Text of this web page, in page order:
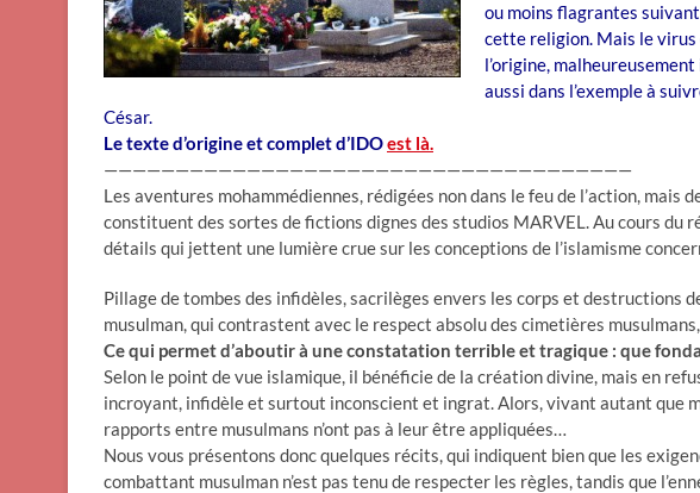
ou moins flagrantes
cette religion. Mais le virus
l’origine,
aussi dans l’exemple à
César.
Le texte d’origine et complet d’IDOest là.
—————————————————————————————————————
Les aventures mohammédiennes, rédigées non dans le feu de l’action, mais
constituent des sortes de fictions dignes des studios MARVEL. Au cours du
détails qui jettent une lumière crue sur les conceptions de l’islamisme
Pillage de tombes des infidèles, sacrilèges envers les corps et destructions
musulman, qui contrastent avec le respect absolu des cimetières
Ce qui permet d’aboutir à une constatation terrible et tragique : que
Selon le point de vue islamique, il bénéficie de la création divine, mais en
incroyant, infidèle et surtout inconscient et ingrat. Alors, vivant autant que
rapports entre musulmans n’ont pas à leur être appliquées…
Nous vous présentons donc quelques récits, qui indiquent bien que les
combattant musulman n’est pas tenu de respecter les règles, tandis que